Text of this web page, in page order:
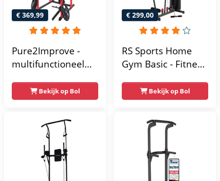
€ 369,99
Pure2Improve -
multifunctioneel
krachtstation -
home gym -
215x111x142
Bekijk op Bol
€ 299,00
RS Sports Home
Gym Basic - Fitness
Bekijk op Bol